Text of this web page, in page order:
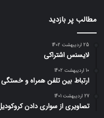
مطالب پر بازدید
25 اردیبهشت 1402
لایسنس اشتراکی
10 اردیبهشت 1402
ارتباط بین تلفن همراه و
27 اردیبهشت 1401
تصاویری از سواری دادن